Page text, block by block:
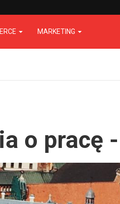
MARKETING
o pracę